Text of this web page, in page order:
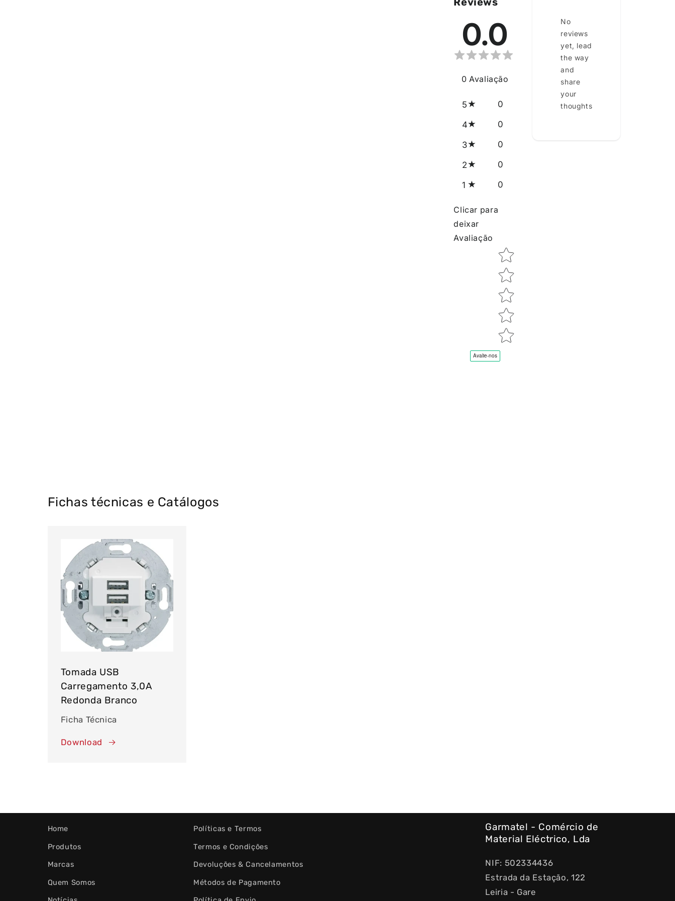
0.0
0 Avaliação
5 0
4 0
3 0
2 0
1 0
Clicar para
deixar
Avaliação
Star rating
No
reviews
yet, lead
the way
and
share
your
thoughts
Fichas técnicas e Catálogos
Tomada USB
Carregamento 3,0A
Redonda Branco
Ficha Técnica
Download
Home
Produtos
Marcas
Quem Somos
Políticas e Termos
Termos e Condições
Devoluções & Cancelamentos
Métodos de Pagamento
Garmatel - Comércio de
Material Eléctrico, Lda
NIF: 502334436
Estrada da Estação, 122
Leiria - Gare